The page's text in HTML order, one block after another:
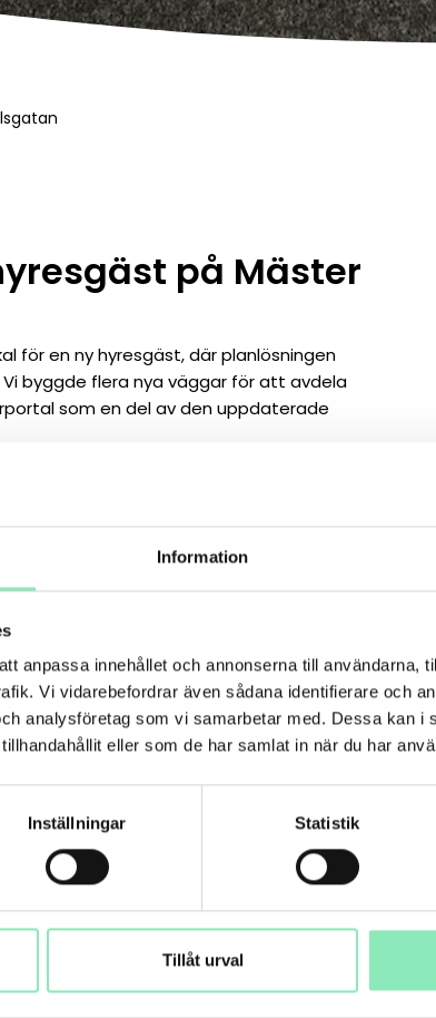
Information
anpassa innehållet och annonserna till användarna,
Vi vidarebefordrar även sådana identifierare och
analysföretag som vi samarbetar med. Dessa kan i
eller som de har samlat in när du har
Inställningar Statistik
Tillåt urval
på Mäster
för en ny hyresgäst, där planlösningen
byggde flera nya väggar för att avdela
som en del av den uppdaterade
brandanläggningen för att möta gällande
målning och teknisk anpassning – allt utfört
blev en modern och välplanerad arbetsmiljö,